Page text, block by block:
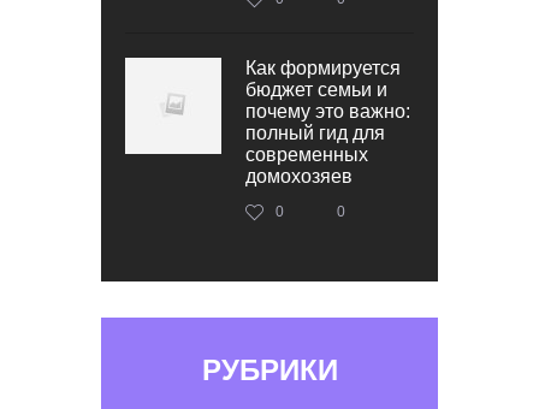
Как формируется
бюджет семьи и
почему это важно:
полный гид для
современных
домохозяев
0 0
РУБРИКИ